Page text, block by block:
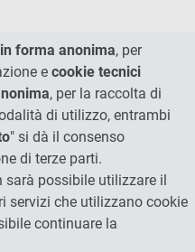
forma anonima, per
e cookie tecnici
, per la raccolta di
di utilizzo, entrambi
" si dà il consenso
di terze parti.
sarà possibile utilizzare il
servizi che utilizzano cookie
continuare la